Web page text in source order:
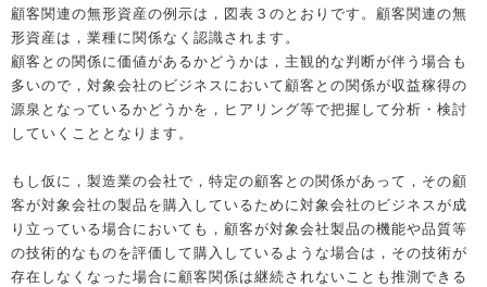
顧客関連の無形資産の例示は，図表３のとおりです。顧客関連の無
形資産は，業種に関係なく認識されます。
顧客との関係に価値があるかどうかは，主観的な判断が伴う場合も
多いので，対象会社のビジネスにおいて顧客との関係が収益稼得の
源泉となっているかどうかを，ヒアリング等で把握して分析・検討
していくこととなります。
もし仮に，製造業の会社で，特定の顧客との関係があって，その顧
客が対象会社の製品を購入しているために対象会社のビジネスが成
り立っている場合においても，顧客が対象会社製品の機能や品質等
の技術的なものを評価して購入しているような場合は，その技術が
存在しなくなった場合に顧客関係は継続されないことも推測できる